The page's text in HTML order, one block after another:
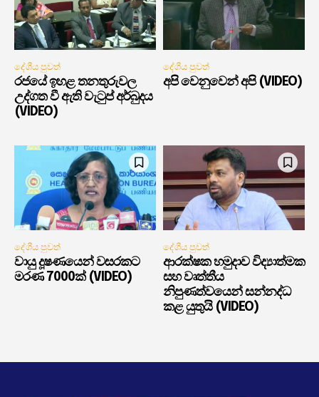
දේශීය පුවත්
රජයේ ඉහළ තනතුරුවල
උද්ගත වී ඇති වැටුප් අර්බුදය
(VIDEO)
දේශීය පුවත්
අපි වෙනුවෙන් අපි (VIDEO)
දේශීය පුවත්
වායු දූෂණයෙන් වසරකට
මරණ 7000ක් (VIDEO)
දේශීය පුවත්
ආරක්ෂක හමුදාව විද්‍යාත්මක
සහ වෘත්තීය
නිපුණත්වයෙන් සන්නද්ධ
කළ යුතුයි (VIDEO)